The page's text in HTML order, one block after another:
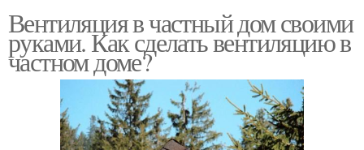
Вентиляция в частный дом своими
руками. Как сделать вентиляцию в
частном доме?